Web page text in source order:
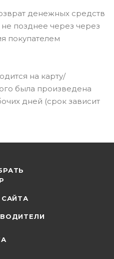
денежных средств
позднее через через
покупателем
на карту/
была произведена
дней (срок зависит
САЙТА